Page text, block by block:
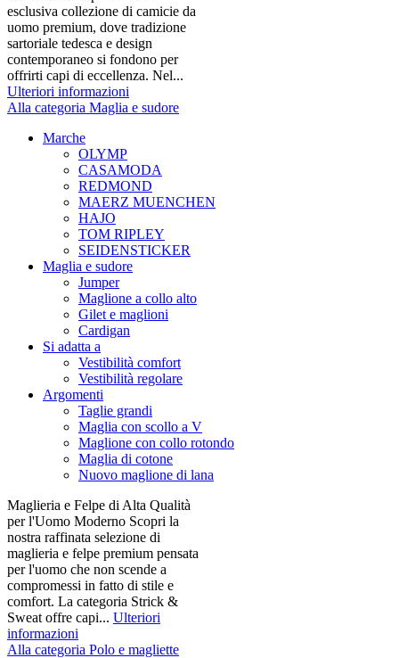
esclusiva collezione di camicie da
uomo premium, dove tradizione
sartoriale tedesca e design
contemporaneo si fondono per
offrirti capi di eccellenza. Nel...
Ulteriori informazioni
Alla categoria Maglia e sudore
Marche
OLYMP
CASAMODA
REDMOND
MAERZ MUENCHEN
HAJO
TOM RIPLEY
SEIDENSTICKER
Maglia e sudore
Jumper
Maglione a collo alto
Gilet e maglioni
Cardigan
Si adatta a
Vestibilità comfort
Vestibilità regolare
Argomenti
Taglie grandi
Maglia con scollo a V
Maglione con collo rotondo
Maglia di cotone
Nuovo maglione di lana
Maglieria e Felpe di Alta Qualità
per l'Uomo Moderno Scopri la
nostra raffinata selezione di
maglieria e felpe premium pensata
per l'uomo che non scende a
compromessi in fatto di stile e
comfort. La categoria Strick &
Sweat offre capi... Ulteriori
informazioni
Alla categoria Polo e magliette